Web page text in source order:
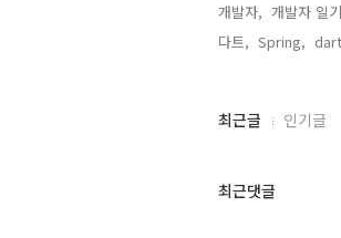
개발자, 개발자 일
다트, Spring,
최
과
최근글 인기글
최근댓글